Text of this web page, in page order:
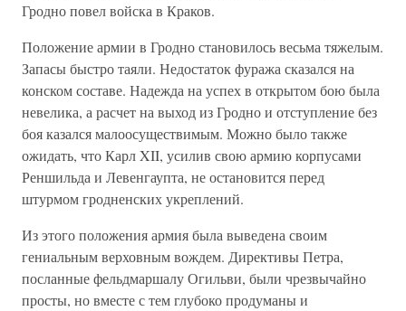
Гродно повел войска в Краков.
Положение армии в Гродно становилось весьма тяжелым.
Запасы быстро таяли. Недостаток фуража сказался на
конском составе. Надежда на успех в открытом бою была
невелика, а расчет на выход из Гродно и отступление без
боя казался малоосуществимым. Можно было также
ожидать, что Карл XII, усилив свою армию корпусами
Реншильда и Левенгаупта, не остановится перед
штурмом гродненских укреплений.
Из этого положения армия была выведена своим
гениальным верховным вождем. Директивы Петра,
посланные фельдмаршалу Огильви, были чрезвычайно
просты, но вместе с тем глубоко продуманы и